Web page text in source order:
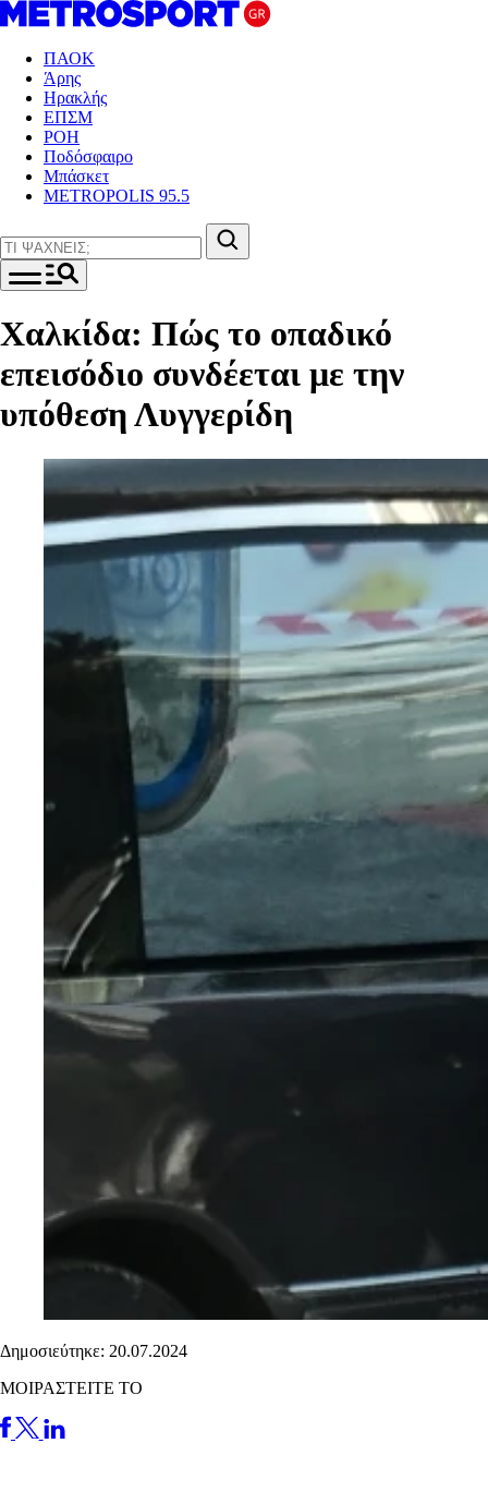
ΠΑΟΚ
Άρης
Ηρακλής
ΕΠΣΜ
ΡΟΗ
Ποδόσφαιρο
Μπάσκετ
METROPOLIS 95.5
Χαλκίδα: Πώς το οπαδικό
επεισόδιο συνδέεται με την
υπόθεση Λυγγερίδη
Δημοσιεύτηκε: 20.07.2024
ΜΟΙΡΑΣΤΕΙΤΕ ΤΟ